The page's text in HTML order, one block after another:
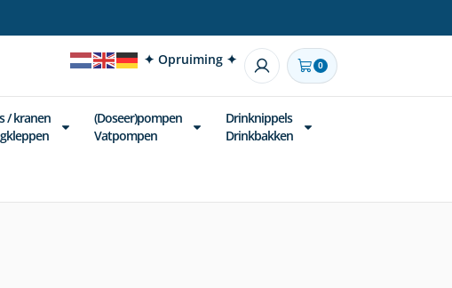
✦ Opruiming ✦ 0
/ kranen
(Doseer)pompen
Vatpompen
Drinknippels
Drinkbakken